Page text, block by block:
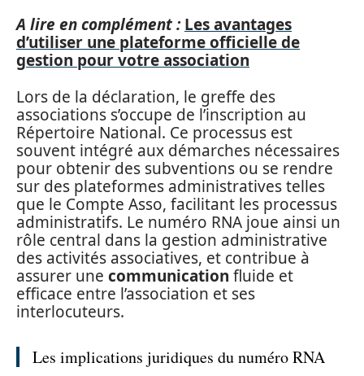
A lire en complément : Les avantages
d’utiliser une plateforme officielle de
gestion pour votre association
Lors de la déclaration, le greffe des
associations s’occupe de l’inscription au
Répertoire National. Ce processus est
souvent intégré aux démarches nécessaires
pour obtenir des subventions ou se rendre
sur des plateformes administratives telles
que le Compte Asso, facilitant les processus
administratifs. Le numéro RNA joue ainsi un
rôle central dans la gestion administrative
des activités associatives, et contribue à
assurer une communication fluide et
efficace entre l’association et ses
interlocuteurs.
Les implications juridiques du numéro RNA